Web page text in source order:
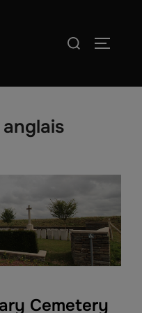
Rechercher :
anglais
Cemetery